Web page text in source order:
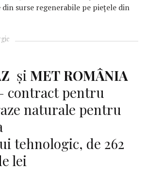
surse regenerabile pe piețele din
și MET ROMÂNIA
contract pentru
naturale pentru
tehnologic, de 262
lei